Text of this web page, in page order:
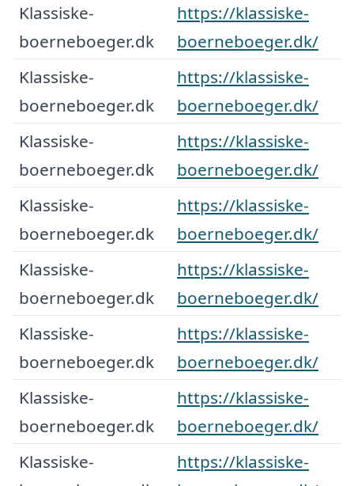
Klassiske-
boerneboeger.dk
https://klassiske-
boerneboeger.dk/
Klassiske-
boerneboeger.dk
https://klassiske-
boerneboeger.dk/
Klassiske-
boerneboeger.dk
https://klassiske-
boerneboeger.dk/
Klassiske-
boerneboeger.dk
https://klassiske-
boerneboeger.dk/
Klassiske-
boerneboeger.dk
https://klassiske-
boerneboeger.dk/
Klassiske-
boerneboeger.dk
https://klassiske-
boerneboeger.dk/
Klassiske-
boerneboeger.dk
https://klassiske-
boerneboeger.dk/
Klassiske-
https://klassiske-